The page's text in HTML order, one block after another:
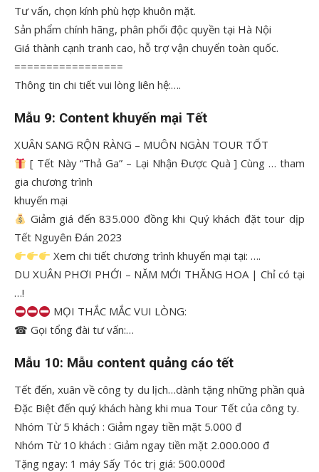
Tư vấn, chọn kính phù hợp khuôn mặt.
Sản phẩm chính hãng, phân phối độc quyền tại Hà Nội
Giá thành cạnh tranh cao, hỗ trợ vận chuyển toàn quốc.
=================
Thông tin chi tiết vui lòng liên hệ:….
Mẫu 9: Content khuyến mại Tết
XUÂN SANG RỘN RÀNG – MUÔN NGÀN TOUR TỐT
[ Tết Này “Thả Ga” – Lại Nhận Được Quà ] Cùng … tham
gia chương trình
khuyến mại
Giảm giá đến 835.000 đồng khi Quý khách đặt tour dịp
Tết Nguyên Đán 2023
Xem chi tiết chương trình khuyến mại tại: ….
DU XUÂN PHƠI PHỚI – NĂM MỚI THĂNG HOA | Chỉ có tại
…!
MỌI THẮC MẮC VUI LÒNG:
☎ Gọi tổng đài tư vấn:…
Mẫu 10: Mẫu content quảng cáo tết
Tết đến, xuân về công ty du lịch…dành tặng những phần quà
Đặc Biệt đến quý khách hàng khi mua Tour Tết của công ty.
Nhóm Từ 5 khách : Giảm ngay tiền mặt 5.000 đ
Nhóm Từ 10 khách : Giảm ngay tiền mặt 2.000.000 đ
Tặng ngay: 1 máy Sấy Tóc trị giá: 500.000đ